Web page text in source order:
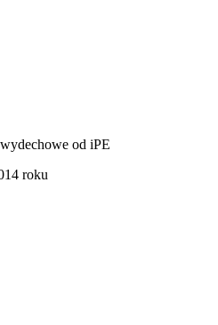
od iPE
roku